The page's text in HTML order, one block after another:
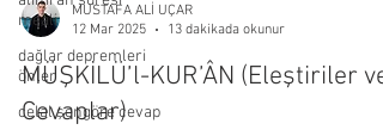
meali
dağlar depremleri
önler
celal şengöre cevap
MUSTAFA ALİ UÇAR
12 Mar 2025
13 dakikada okunur
MÜŞKİLÜ’l-KUR’ÂN (Eleştiriler ve
Cevaplar)